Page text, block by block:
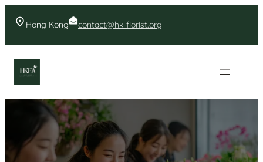
Hong Kong contact@hk-florist.org